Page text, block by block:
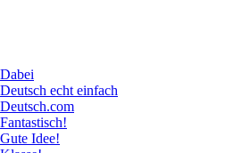
Dabei
Deutsch echt einfach
Deutsch.com
Fantastisch!
Gute Idee!